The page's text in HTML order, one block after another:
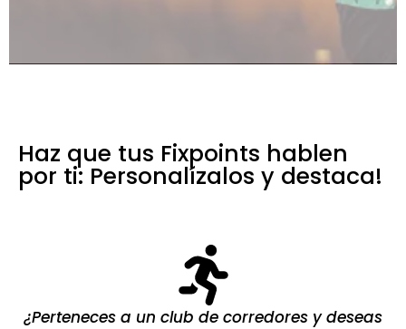
Haz que tus Fixpoints hablen
por ti: Personalízalos y destaca!
¿Perteneces a un club de corredores y deseas